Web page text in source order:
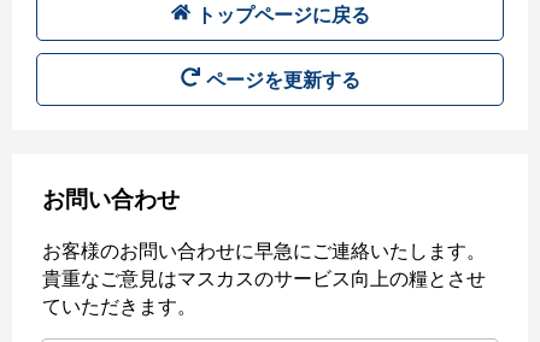
トップページに戻る
ページを更新する
お問い合わせ
お客様のお問い合わせに早急にご連絡いたします。
貴重なご意見はマスカスのサービス向上の糧とさせ
ていただきます。